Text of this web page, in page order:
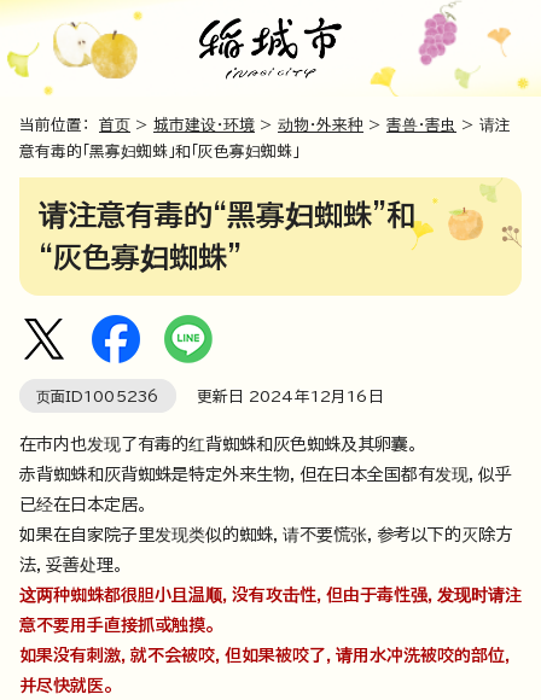
当前位置： 首页 > 城市建设・环境 > 动物・外来种 > 害兽・害虫
> 请注
意有毒的「黑寡妇蜘蛛」和「灰色寡妇蜘蛛」
请注意有毒的“黑寡妇蜘蛛”和
“灰色寡妇蜘蛛”
页面ID1005236 更新日 2024年12月 16 日
在市内也发现了有毒的红背蜘蛛和灰色蜘蛛及其卵囊。
赤背蜘蛛和灰背蜘蛛是特定外来生物，但在日本全国都有发现，似乎
已经在日本定居。
如果在自家院子里发现类似的蜘蛛，请不要慌张，参考以下的灭除方
法，妥善处理。
这两种蜘蛛都很胆小且温顺，没有攻击性，但由于毒性强，发现时请注
意不要用手直接抓或触摸。
如果没有刺激，就不会被咬，但如果被咬了，请用水冲洗被咬的部位，
并尽快就医。